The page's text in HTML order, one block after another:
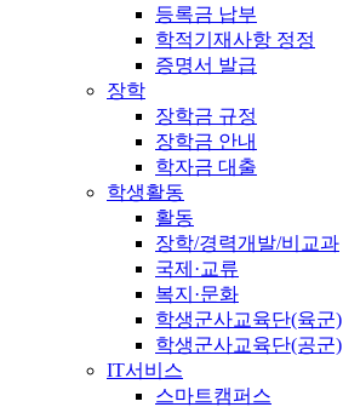
등록금 납부
학적기재사항 정정
증명서 발급
장학
장학금 규정
장학금 안내
학자금 대출
학생활동
활동
장학/경력개발/비교과
국제·교류
복지·문화
학생군사교육단(육군)
학생군사교육단(공군)
IT서비스
스마트캠퍼스